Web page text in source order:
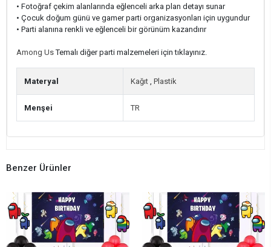
• Fotoğraf çekim alanlarında eğlenceli arka plan detayı sunar
• Çocuk doğum günü ve gamer parti organizasyonları için uygundur
• Parti alanına renkli ve eğlenceli bir görünüm kazandırır
Among UsTemalı diğer parti malzemeleri için tıklayınız.
Materyal Kağıt , Plastik
Menşei TR
Benzer Ürünler